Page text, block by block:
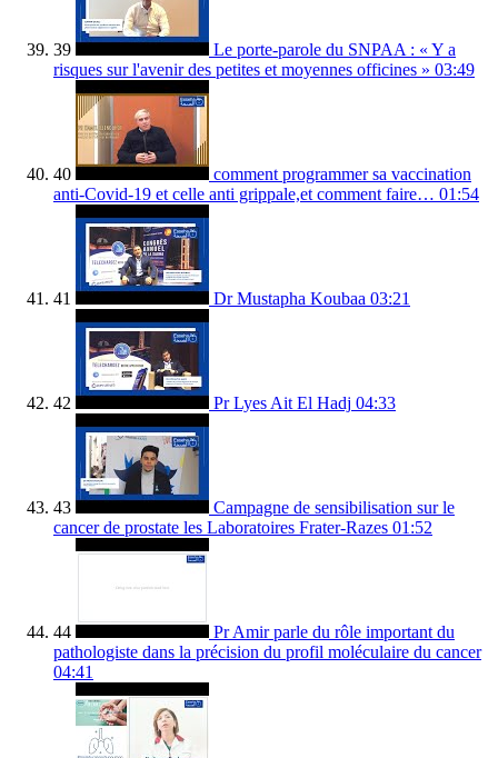
39
Le porte-parole du SNPAA : « Y a
risques sur l'avenir des petites et moyennes officines » 03:49
40
comment programmer sa vaccination
anti-Covid-19 et celle anti grippale,et comment faire… 01:54
41 Dr Mustapha Koubaa 03:21
42 Pr Lyes Ait El Hadj 04:33
43
Campagne de sensibilisation sur le
cancer de prostate les Laboratoires Frater-Razes 01:52
44
Pr Amir parle du rôle important du
pathologiste dans la précision du profil moléculaire du cancer
04:41